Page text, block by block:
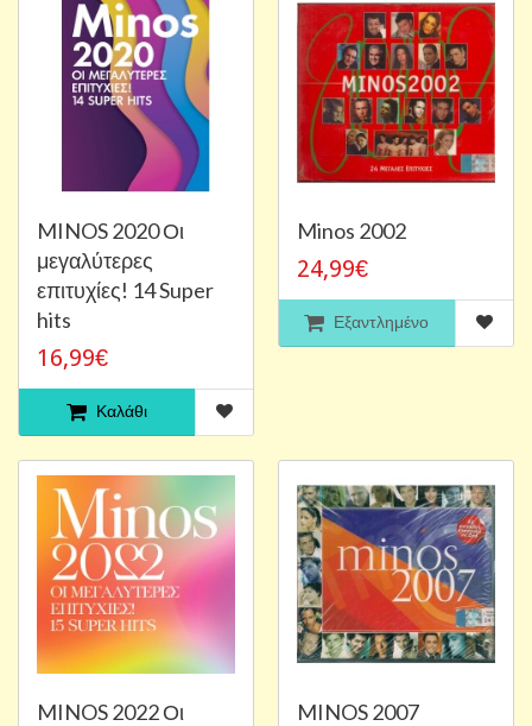
MINOS 2020 Οι
μεγαλύτερες
επιτυχίες! 14 Super
hits
16,99€
Καλάθι
Minos 2002
24,99€
Εξαντλημένο
MINOS 2022 Οι
MINOS 2007